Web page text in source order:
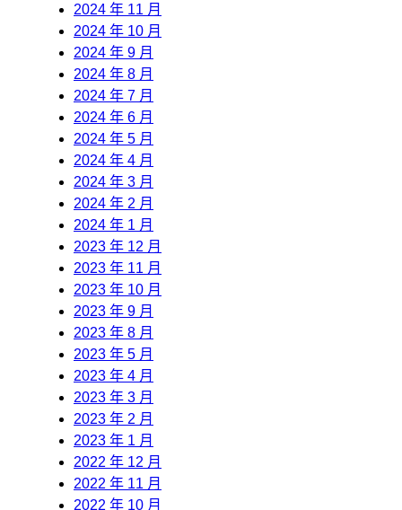
2024 年 11 月
2024 年 10 月
2024 年 9 月
2024 年 8 月
2024 年 7 月
2024 年 6 月
2024 年 5 月
2024 年 4 月
2024 年 3 月
2024 年 2 月
2024 年 1 月
2023 年 12 月
2023 年 11 月
2023 年 10 月
2023 年 9 月
2023 年 8 月
2023 年 5 月
2023 年 4 月
2023 年 3 月
2023 年 2 月
2023 年 1 月
2022 年 12 月
2022 年 11 月
2022 年 10 月